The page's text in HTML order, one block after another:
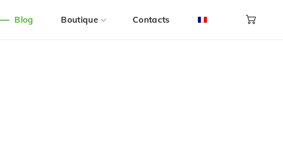
Blog Boutique Contacts